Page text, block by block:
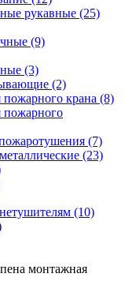
рукавные (25)
(9)
(3)
(2)
крана (8)
пожарного
(7)
(23)
(10)
монтажная